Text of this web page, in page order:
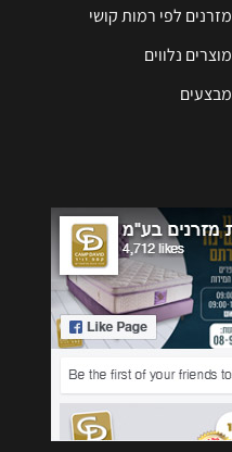
מזרנים לפי רמות קושי
מוצרים נלווים
מבצעים